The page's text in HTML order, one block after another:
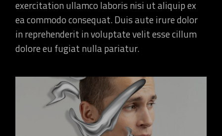
exercitation ullamco laboris nisi ut aliquip ex
ea commodo consequat. Duis aute irure dolor
in reprehenderit in voluptate velit esse cillum
dolore eu fugiat nulla pariatur.